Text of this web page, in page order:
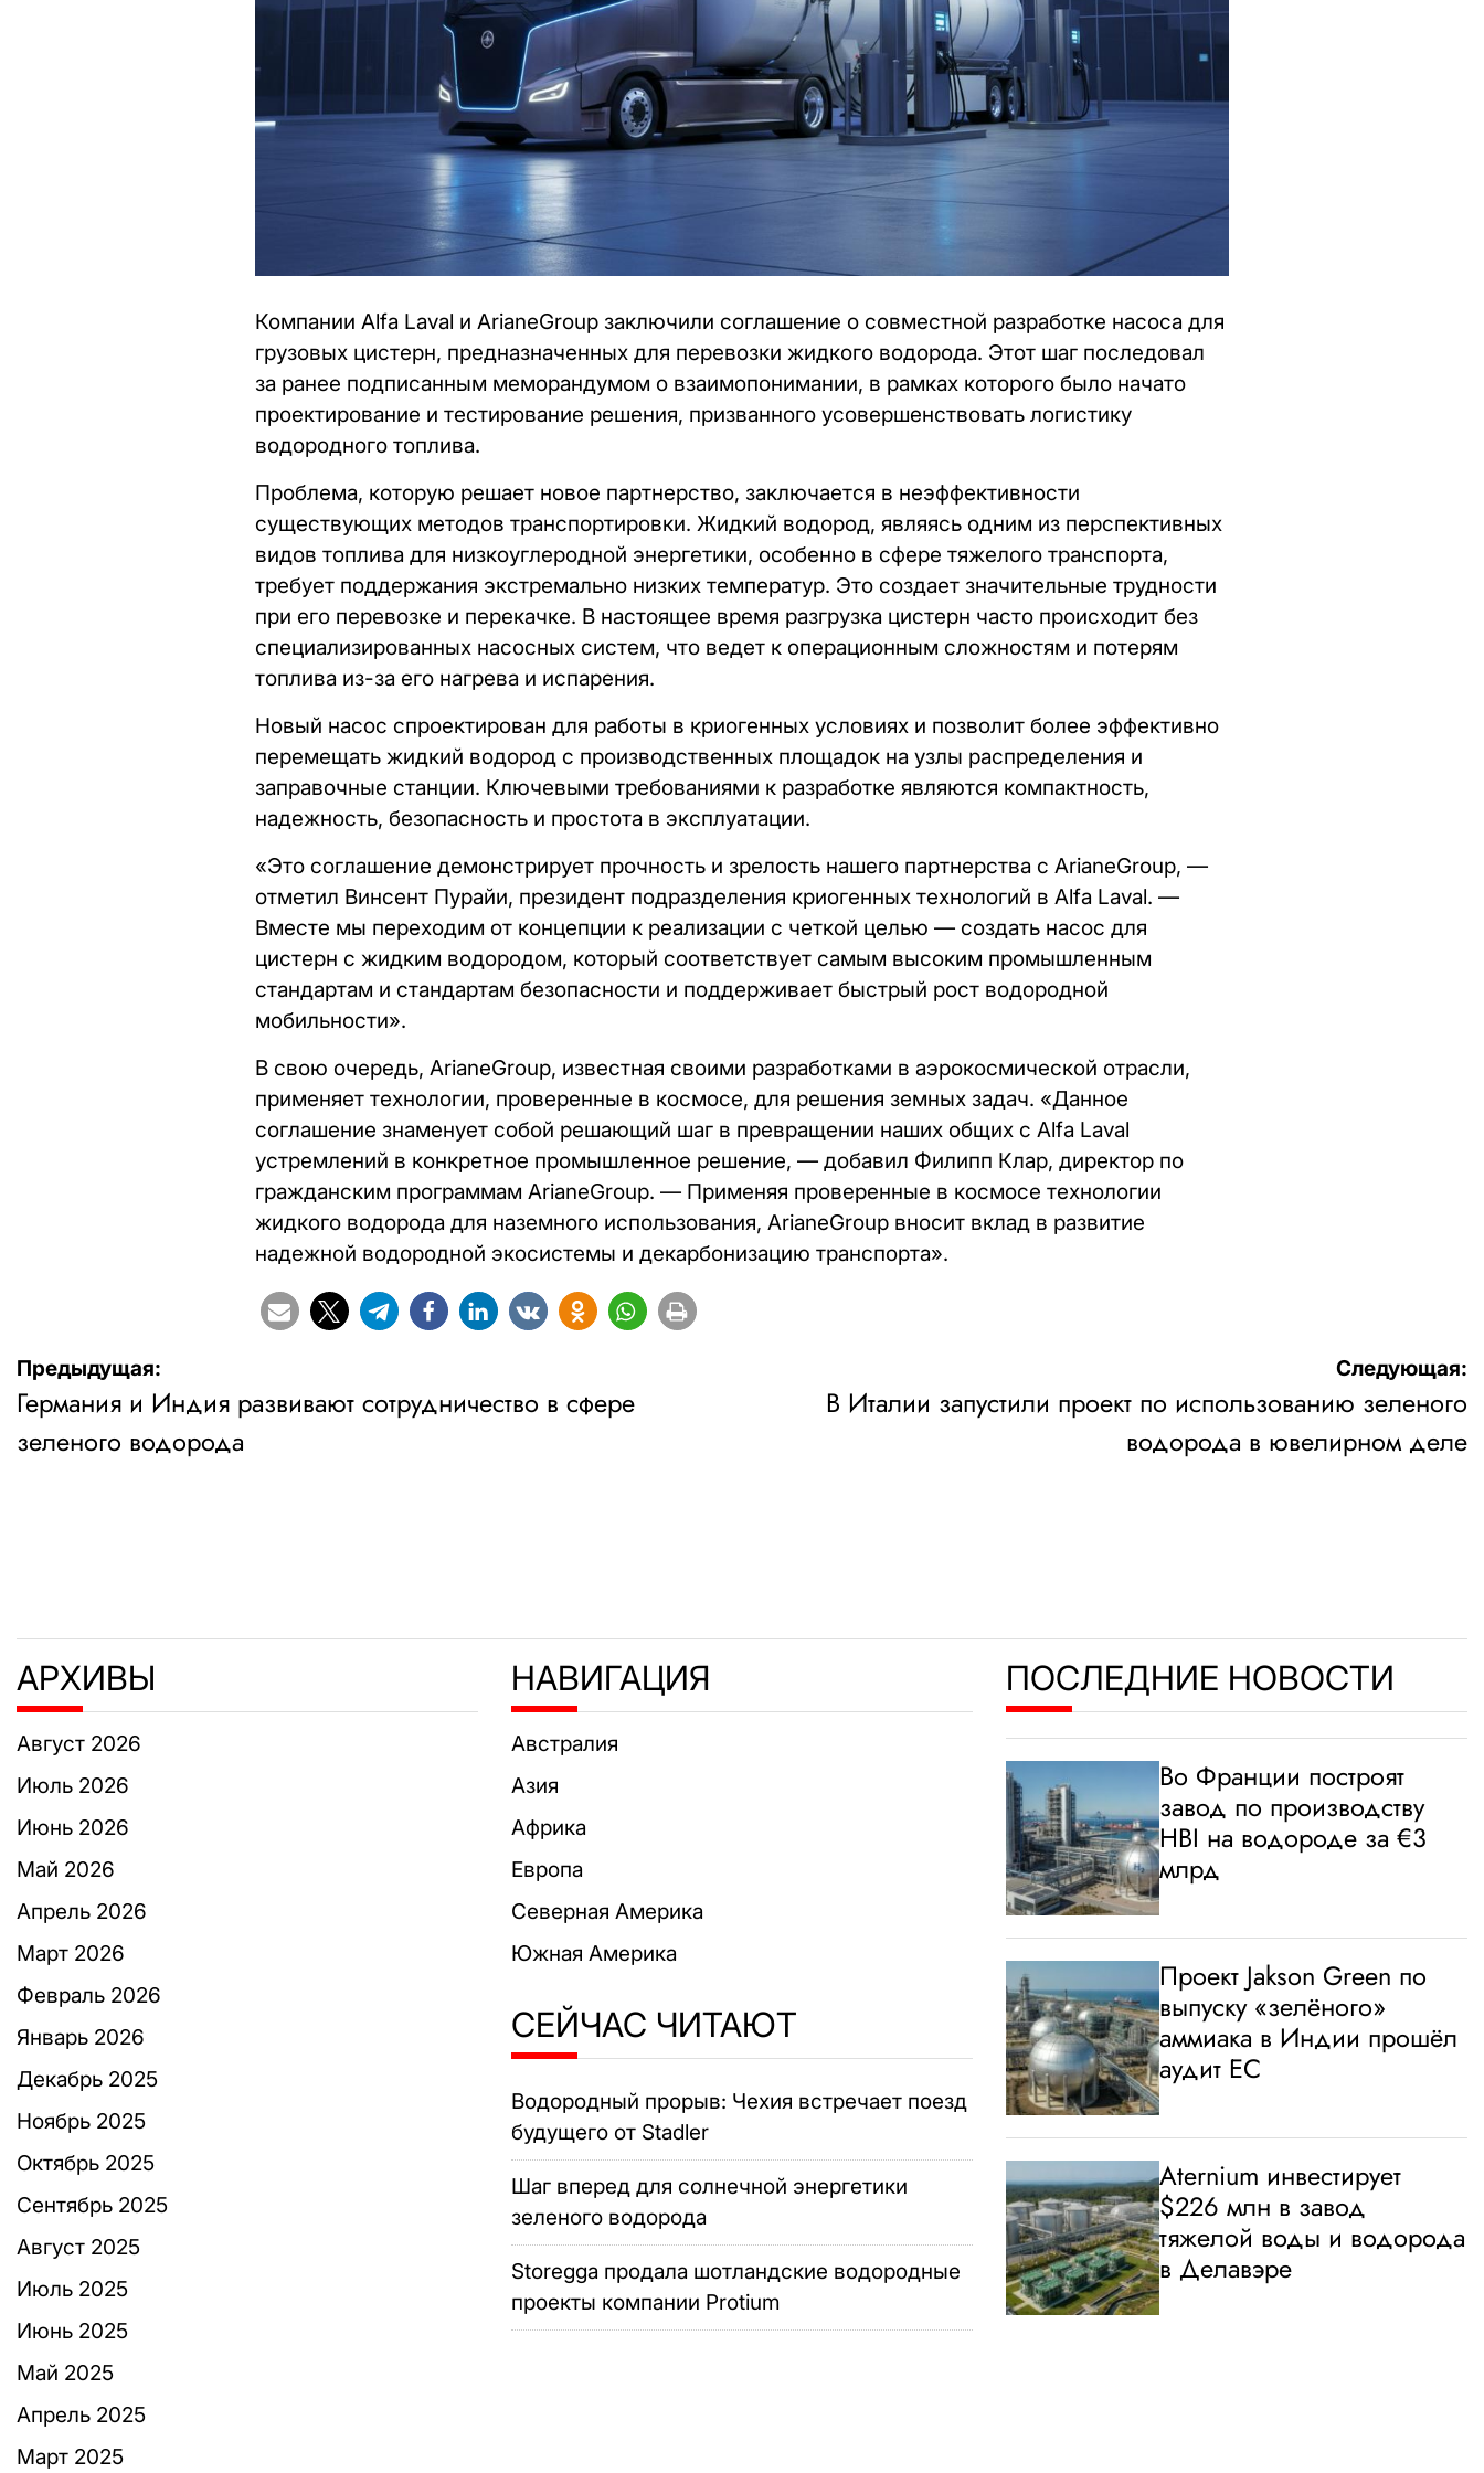
Компании Alfa Laval и ArianeGroup заключили соглашение о совместной разработке насоса для
грузовых цистерн, предназначенных для перевозки жидкого водорода. Этот шаг последовал
за ранее подписанным меморандумом о взаимопонимании, в рамках которого было начато
проектирование и тестирование решения, призванного усовершенствовать логистику
водородного топлива.
Проблема, которую решает новое партнерство, заключается в неэффективности
существующих методов транспортировки. Жидкий водород, являясь одним из перспективных
видов топлива для низкоуглеродной энергетики, особенно в сфере тяжелого транспорта,
требует поддержания экстремально низких температур. Это создает значительные трудности
при его перевозке и перекачке. В настоящее время разгрузка цистерн часто происходит без
специализированных насосных систем, что ведет к операционным сложностям и потерям
топлива из-за его нагрева и испарения.
Новый насос спроектирован для работы в криогенных условиях и позволит более эффективно
перемещать жидкий водород с производственных площадок на узлы распределения и
заправочные станции. Ключевыми требованиями к разработке являются компактность,
надежность, безопасность и простота в эксплуатации.
«Это соглашение демонстрирует прочность и зрелость нашего партнерства с ArianeGroup, —
отметил Винсент Пурайи, президент подразделения криогенных технологий в Alfa Laval. —
Вместе мы переходим от концепции к реализации с четкой целью — создать насос для
цистерн с жидким водородом, который соответствует самым высоким промышленным
стандартам и стандартам безопасности и поддерживает быстрый рост водородной
мобильности».
В свою очередь, ArianeGroup, известная своими разработками в аэрокосмической отрасли,
применяет технологии, проверенные в космосе, для решения земных задач. «Данное
соглашение знаменует собой решающий шаг в превращении наших общих с Alfa Laval
устремлений в конкретное промышленное решение, — добавил Филипп Клар, директор по
гражданским программам ArianeGroup. — Применяя проверенные в космосе технологии
жидкого водорода для наземного использования, ArianeGroup вносит вклад в развитие
надежной водородной экосистемы и декарбонизацию транспорта».
Навигация
по
записям
Предыдущая:
Германия и Индия развивают сотрудничество в сфере
зеленого водорода
Следующая:
В Италии запустили проект по использованию зеленого
водорода в ювелирном деле
АРХИВЫ
Август 2026
Июль 2026
Июнь 2026
Май 2026
Апрель 2026
Март 2026
Февраль 2026
Январь 2026
Декабрь 2025
Ноябрь 2025
Октябрь 2025
Сентябрь 2025
Август 2025
Июль 2025
Июнь 2025
Май 2025
Апрель 2025
Март 2025
НАВИГАЦИЯ
Австралия
Азия
Африка
Европа
Северная Америка
Южная Америка
СЕЙЧАС ЧИТАЮТ
Водородный прорыв: Чехия встречает поезд
будущего от Stadler
Шаг вперед для солнечной энергетики
зеленого водорода
Storegga продала шотландские водородные
проекты компании Protium
ПОСЛЕДНИЕ НОВОСТИ
Во Франции построят
завод по производству
HBI на водороде за €3
млрд
Проект Jakson Green по
выпуску «зелёного»
аммиака в Индии прошёл
аудит ЕС
Aternium инвестирует
$226 млн в завод
тяжелой воды и водорода
в Делавэре